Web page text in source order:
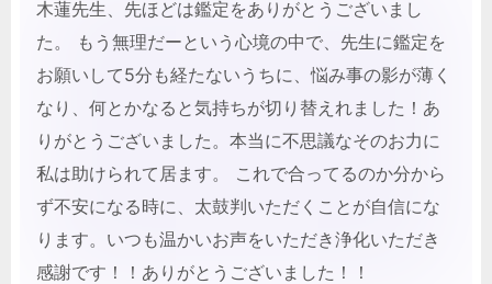
木蓮先生、先ほどは鑑定をありがとうございまし
た。 もう無理だーという心境の中で、先生に鑑定を
お願いして5分も経たないうちに、悩み事の影が薄く
なり、何とかなると気持ちが切り替えれました！あ
りがとうございました。本当に不思議なそのお力に
私は助けられて居ます。 これで合ってるのか分から
ず不安になる時に、太鼓判いただくことが自信にな
ります。いつも温かいお声をいただき浄化いただき
感謝です！！ありがとうございました！！